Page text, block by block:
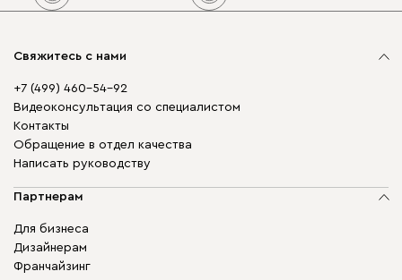
Свяжитесь с нами
+7 (499) 460-54-92
Видеоконсультация со специалистом
Контакты
Обращение в отдел качества
Написать руководству
Партнерам
Для бизнеса
Дизайнерам
Франчайзинг